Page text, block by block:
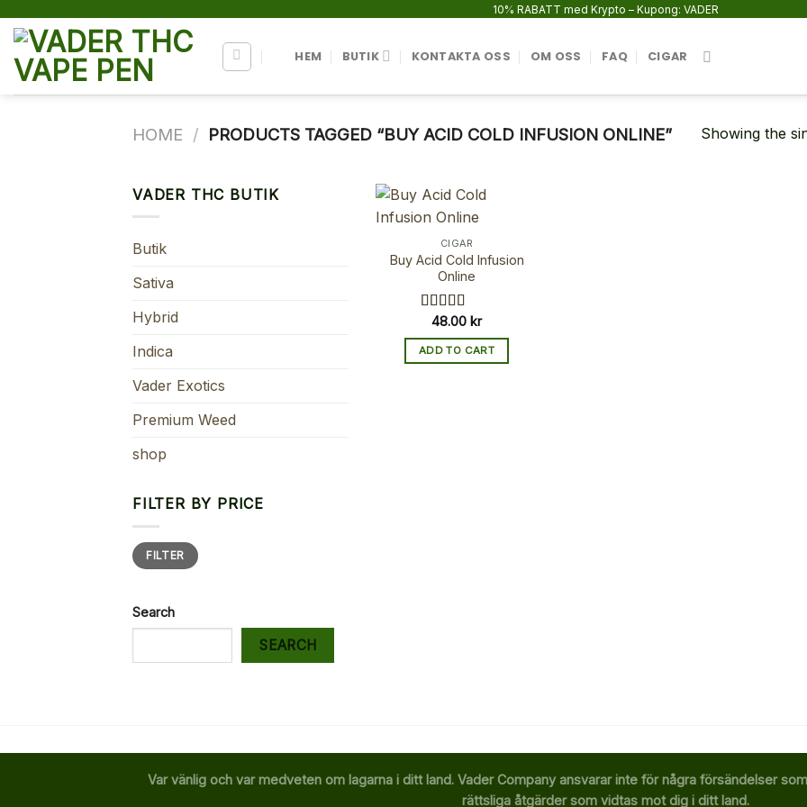
content
10% RABATT med Krypto – Kupong: VADER
HEM BUTIK KONTAKTA OSS OM OSS FAQ CIGAR
HOME / PRODUCTS TAGGED “BUY ACID COLD INFUSION ONLINE” Showing the
VADER THC BUTIK
Butik
Sativa
Hybrid
Indica
Vader Exotics
Premium Weed
shop
FILTER BY PRICE
Min
price
Max
priceFILTER
Search
SEARCH
CIGAR
Buy Acid Cold Infusion
Online
Rated5.00
out of 5
48.00 kr
ADD TO CART
Var vänlig och var medveten om lagarna i ditt land. Vader Company ansvarar inte för några försändelser
rättsliga åtgärder som vidtas mot dig i ditt land.